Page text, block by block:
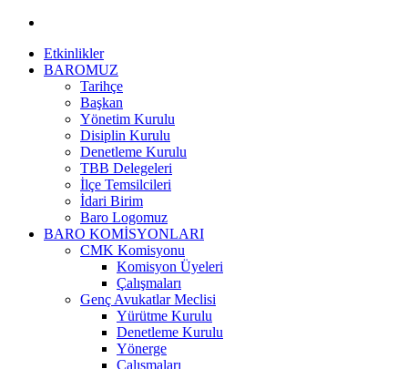
Etkinlikler
BAROMUZ
Tarihçe
Başkan
Yönetim Kurulu
Disiplin Kurulu
Denetleme Kurulu
TBB Delegeleri
İlçe Temsilcileri
İdari Birim
Baro Logomuz
BARO KOMİSYONLARI
CMK Komisyonu
Komisyon Üyeleri
Çalışmaları
Genç Avukatlar Meclisi
Yürütme Kurulu
Denetleme Kurulu
Yönerge
Çalışmaları